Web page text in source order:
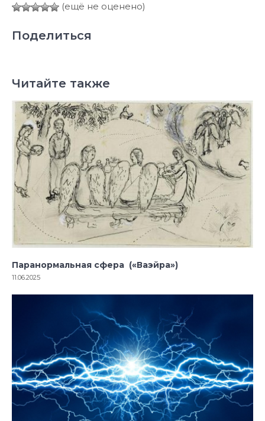
(ещё не оценено)
Поделиться
Читайте также
Паранормальная сфера («Ваэйра»)
11.06.2025